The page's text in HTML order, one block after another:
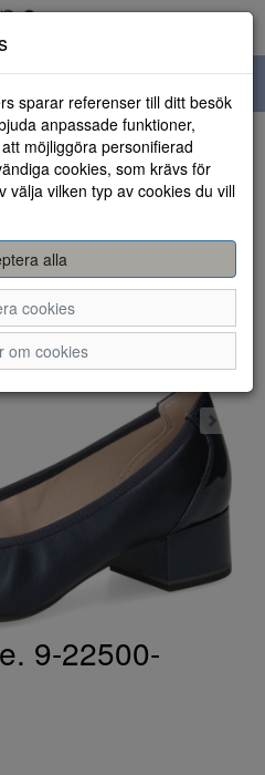
9-22500-
sparar referenser till ditt besök
anpassade funktioner,
möjliggöra personifierad
cookies, som krävs för
välja vilken typ av cookies du vill
alla
cookies
om cookies